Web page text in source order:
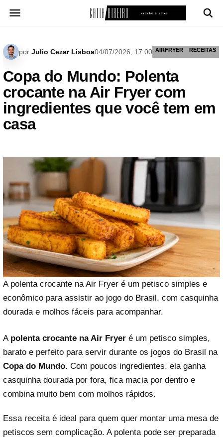
para
por Julio Cezar Lisboa04/07/2026, 17:00 AIRFRYER RECEITAS
Copa do Mundo: Polenta
crocante na Air Fryer com
ingredientes que você tem em
casa
A polenta crocante na Air Fryer é um petisco simples e
econômico para assistir ao jogo do Brasil, com casquinha
dourada e molhos fáceis para acompanhar.
A polenta crocante na Air Fryer é um petisco simples,
barato e perfeito para servir durante os jogos do Brasil na
Copa do Mundo. Com poucos ingredientes, ela ganha
casquinha dourada por fora, fica macia por dentro e
combina muito bem com molhos rápidos.
Essa receita é ideal para quem quer montar uma mesa de
petiscos sem complicação. A polenta pode ser preparada